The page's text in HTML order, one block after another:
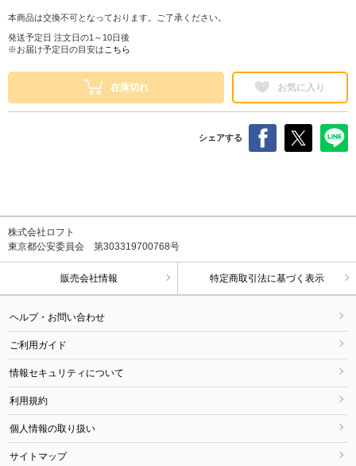
本商品は交換不可となっております。ご了承ください。
発送予定日 注文日の1～10日後
※お届け予定日の目安は こちら
在庫切れ お気に入り
シェアする
株式会社ロフト
東京都公安委員会 第303319700768号
販売会社情報 特定商取引法に基づく表示
ヘルプ・お問い合わせ
ご利用ガイド
情報セキュリティについて
利用規約
個人情報の取り扱い
サイトマップ